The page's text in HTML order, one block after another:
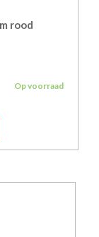
rood
Op voorraad